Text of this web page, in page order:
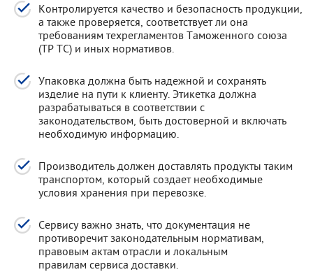
Контролируется качество и безопасность продукции,
а также проверяется, соответствует ли она
требованиям техрегламентов Таможенного союза
(ТР ТС) и иных нормативов.
Упаковка должна быть надежной и сохранять
изделие на пути к клиенту. Этикетка должна
разрабатываться в соответствии с
законодательством, быть достоверной и включать
необходимую информацию.
Производитель должен доставлять продукты таким
транспортом, который создает необходимые
условия хранения при перевозке.
Сервису важно знать, что документация не
противоречит законодательным нормативам,
правовым актам отрасли и локальным
правилам сервиса доставки.